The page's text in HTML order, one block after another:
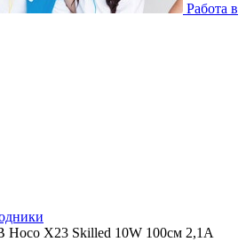
Работа в
Hoco X23 Skilled 10W 100см 2,1A